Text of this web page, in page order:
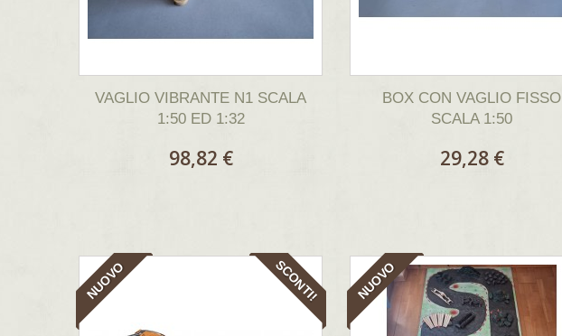
VAGLIO VIBRANTE N1 SCALA
1:50 ED 1:32
98,82 €
BOX CON VAGLIO FISSO
SCALA 1:50
29,28 €
NUOVO SCONTI! NUOVO